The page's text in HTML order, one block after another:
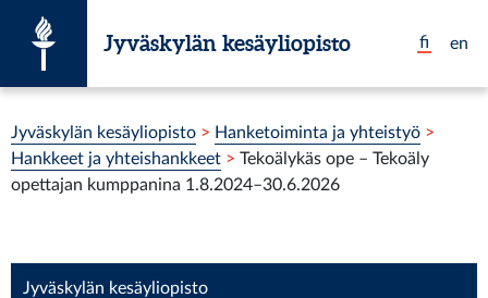
fi
en
Jyväskylän kesäyliopisto
Jyväskylän kesäyliopisto > Hanketoiminta ja yhteistyö >
Hankkeet ja yhteishankkeet > Tekoälykäs ope – Tekoäly
opettajan kumppanina 1.8.2024–30.6.2026
Jyväskylän kesäyliopisto